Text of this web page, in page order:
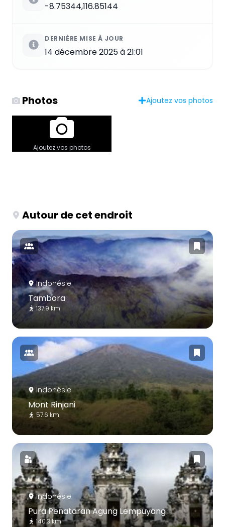
-8.75344,116.85144
DERNIÈRE MISE À JOUR
14 décembre 2025 à 21:01
Photos Ajoutez vos photos
Ajoutez vos photos
Autour de cet endroit
Indonésie
Tambora
137.9 km
Indonésie
Mont Rinjani
57.6 km
Indonésie
Pura Penataran Agung Lempuyang
140.3 km